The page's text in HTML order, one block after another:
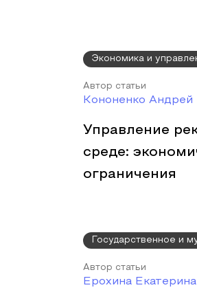
Экономика и
Автор статьи
Кононенко Андрей
Управление
среде:
ограничения
Государственное и
Автор статьи
Ерохина